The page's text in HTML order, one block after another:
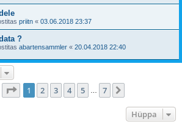
priitn « 03.06.2018 23:37
?
abartensammler « 20.04.2018 22:40
. leht7 -st
1 2 3 4 5 7
Hüppa